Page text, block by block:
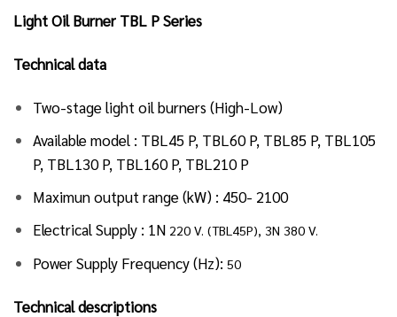
Light Oil Burner TBL P Series
Technical data
Two-stage light oil burners (High-Low)
Available model : TBL45 P, TBL60 P, TBL85 P, TBL105
P, TBL130 P, TBL160 P, TBL210 P
Maximun output range (kW) : 450- 2100
Electrical Supply : 1N 220 V. (TBL45P), 3N 380 V.
Power Supply Frequency (Hz):50
Technical descriptions